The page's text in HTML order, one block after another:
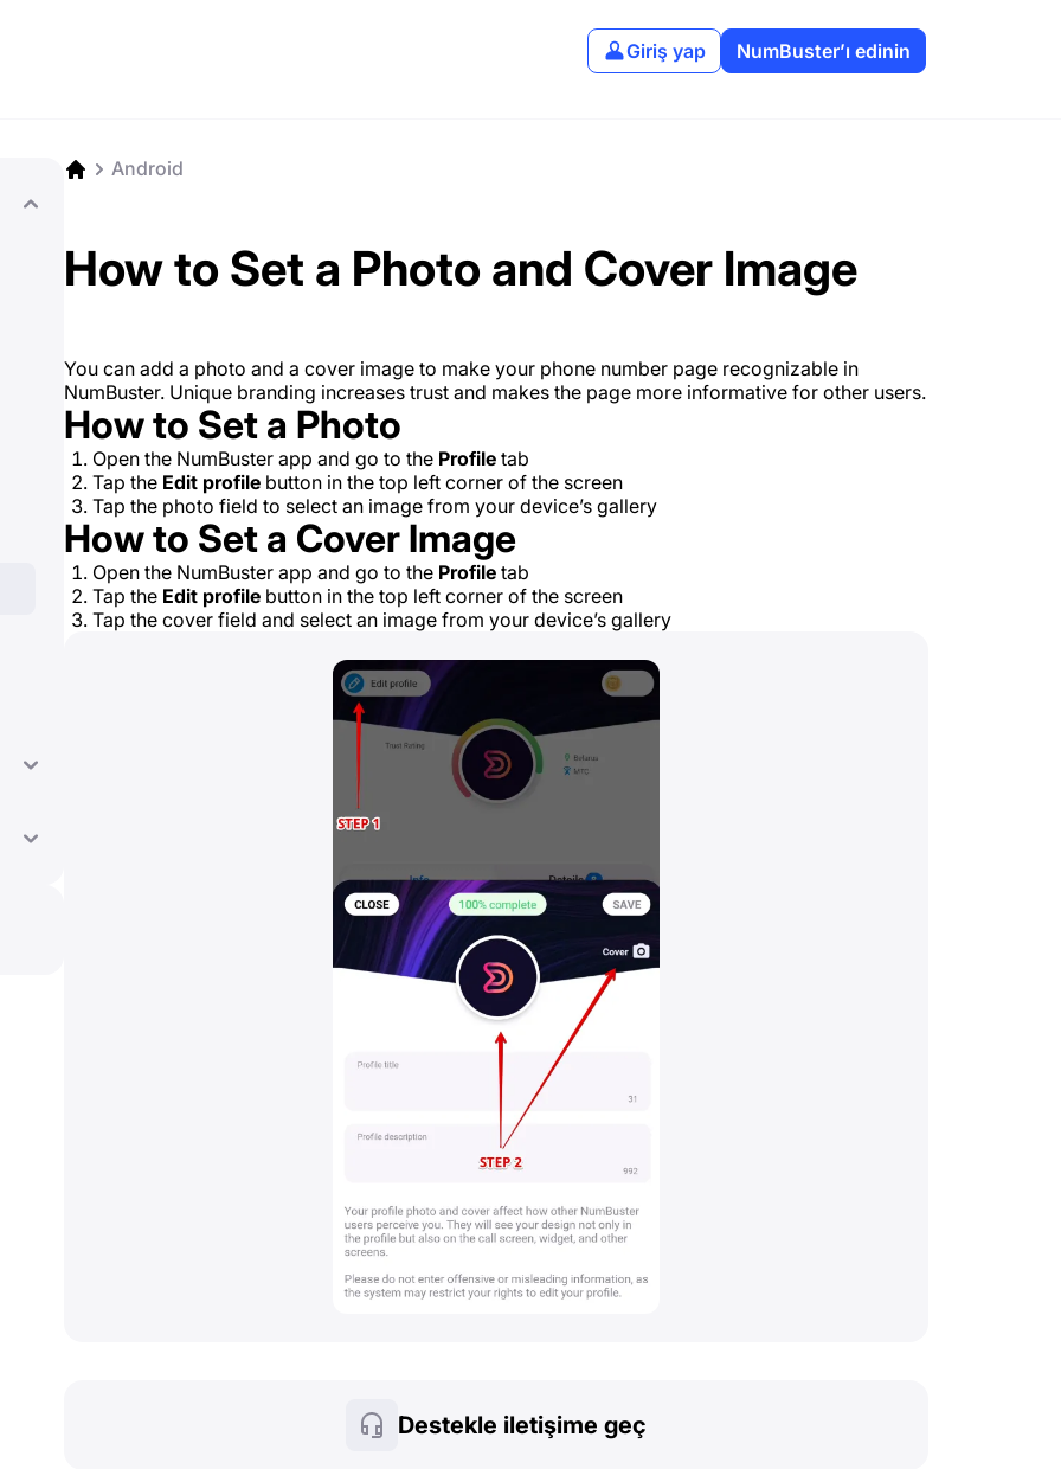
Giriş yap NumBuster’ı edinin
Android
How to Set a Photo and Cover Image
You can add a photo and a cover image to make your phone number page recognizable in
NumBuster. Unique branding increases trust and makes the page more informative for other users.
How to Set a Photo
Open the NumBuster app and go to the Profile tab
Tap the Edit profile button in the top left corner of the screen
Tap the photo field to select an image from your device’s gallery
How to Set a Cover Image
Open the NumBuster app and go to the Profile tab
Tap the Edit profile button in the top left corner of the screen
Tap the cover field and select an image from your device’s gallery
Destekle iletişime geç